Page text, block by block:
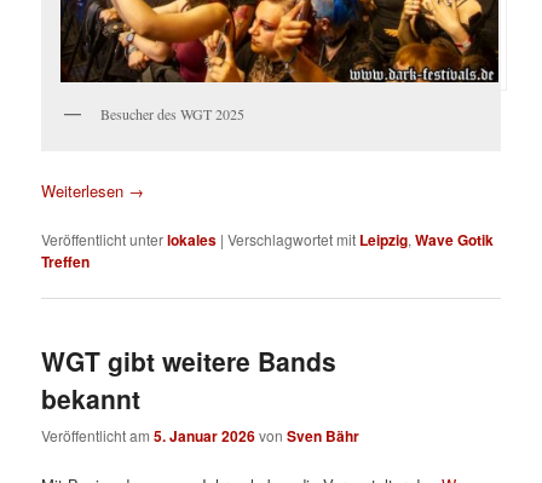
Besucher des WGT 2025
Weiterlesen →
Veröffentlicht unterlokales |Verschlagwortet mit Leipzig,Wave Gotik
Treffen
WGT gibt weitere Bands
bekannt
Veröffentlicht am5. Januar 2026vonSven Bähr